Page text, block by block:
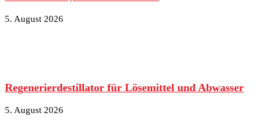
5. August 2026
Regenerierdestillator für Lösemittel und Abwasser
5. August 2026